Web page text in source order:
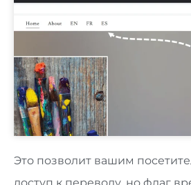
Это позволит вашим